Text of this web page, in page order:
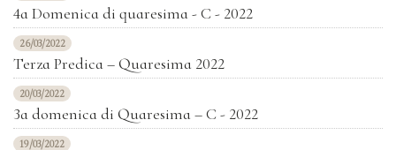
4a Domenica di quaresima - C - 2022
26/03/2022
Terza Predica – Quaresima 2022
20/03/2022
3a domenica di Quaresima – C - 2022
19/03/2022